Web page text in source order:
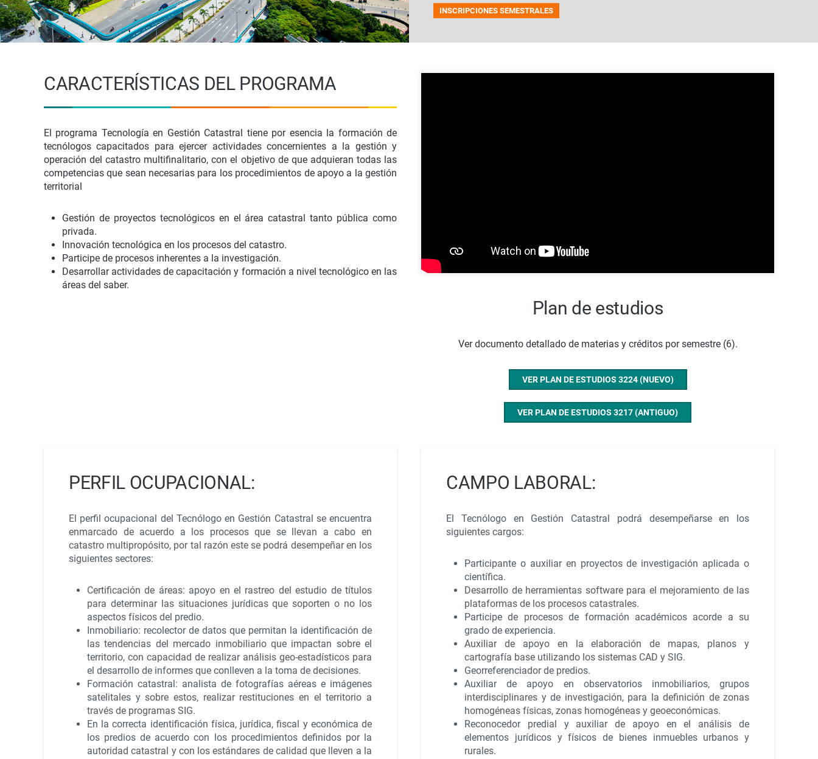
INSCRIPCIONES SEMESTRALES
CARACTERÍSTICAS DEL PROGRAMA
El programa Tecnología en Gestión Catastral tiene por esencia la formación de
tecnólogos capacitados para ejercer actividades concernientes a la gestión y
operación del catastro multifinalitario, con el objetivo de que adquieran todas las
competencias que sean necesarias para los procedimientos de apoyo a la gestión
territorial
Gestión de proyectos tecnológicos en el área catastral tanto pública como
privada.
Innovación tecnológica en los procesos del catastro.
Participe de procesos inherentes a la investigación.
Desarrollar actividades de capacitación y formación a nivel tecnológico en las
áreas del saber.
Plan de estudios
Ver documento detallado de materias y créditos por semestre (6).
VER PLAN DE ESTUDIOS 3224 (NUEVO)
VER PLAN DE ESTUDIOS 3217 (ANTIGUO)
PERFIL OCUPACIONAL:
El perfil ocupacional del Tecnólogo en Gestión Catastral se encuentra
enmarcado de acuerdo a los procesos que se llevan a cabo en
catastro multipropósito, por tal razón este se podrá desempeñar en los
siguientes sectores:
Certificación de áreas: apoyo en el rastreo del estudio de títulos
para determinar las situaciones jurídicas que soporten o no los
aspectos físicos del predio.
Inmobiliario: recolector de datos que permitan la identificación de
las tendencias del mercado inmobiliario que impactan sobre el
territorio, con capacidad de realizar análisis geo-estadísticos para
el desarrollo de informes que conlleven a la toma de decisiones.
Formación catastral: analista de fotografías aéreas e imágenes
satelitales y sobre estos, realizar restituciones en el territorio a
través de programas SIG.
En la correcta identificación física, jurídica, fiscal y económica de
los predios de acuerdo con los procedimientos definidos por la
autoridad catastral y con los estándares de calidad que lleven a la
CAMPO LABORAL:
El Tecnólogo en Gestión Catastral podrá desempeñarse en los
siguientes cargos:
Participante o auxiliar en proyectos de investigación aplicada o
científica.
Desarrollo de herramientas software para el mejoramiento de las
plataformas de los procesos catastrales.
Participe de procesos de formación académicos acorde a su
grado de experiencia.
Auxiliar de apoyo en la elaboración de mapas, planos y
cartografía base utilizando los sistemas CAD y SIG.
Georreferenciador de predios.
Auxiliar de apoyo en observatorios inmobiliarios, grupos
interdisciplinares y de investigación, para la definición de zonas
homogéneas físicas, zonas homogéneas y geoeconómicas.
Reconocedor predial y auxiliar de apoyo en el análisis de
elementos jurídicos y físicos de bienes inmuebles urbanos y
rurales.